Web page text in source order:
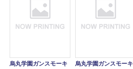
烏丸学園ガンスモーキ
烏丸学園ガンスモーキ